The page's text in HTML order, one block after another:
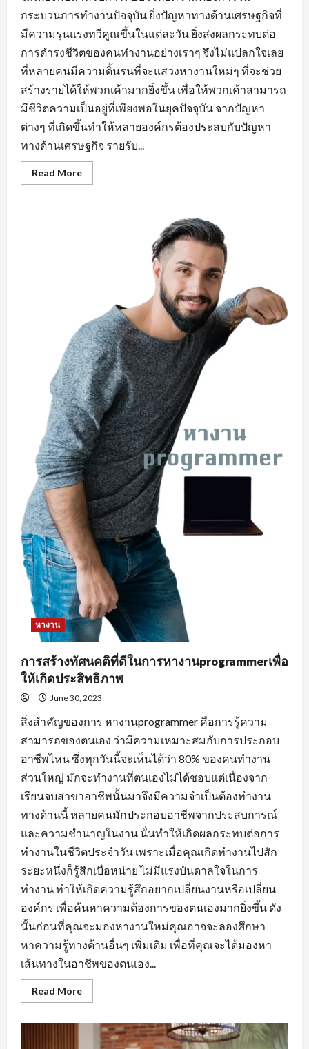
กระบวนการทำงานปัจจุบัน ยิ่งปัญหาทางด้านเศรษฐกิจที่
มีความรุนแรงทวีคูณขึ้นในแต่ละวัน ยิ่งส่งผลกระทบต่อ
การดำรงชีวิตของคนทำงานอย่างเราๆ จึงไม่แปลกใจเลย
ที่หลายคนมีความดิ้นรนที่จะแสวงหางานใหม่ๆ ที่จะช่วย
สร้างรายได้ให้พวกเค้ามากยิ่งขึ้น เพื่อให้พวกเค้าสามารถ
มีชีวิตความเป็นอยู่ที่เพียงพอในยุคปัจจุบัน จากปัญหา
ต่างๆ ที่เกิดขึ้นทำให้หลายองค์กรต้องประสบกับปัญหา
ทางด้านเศรษฐกิจ รายรับ...
Read MoreRead
more
หางาน
การสร้างทัศนคติที่ดีในการหางานprogrammerเพื่อ
ให้เกิดประสิทธิภาพ
June 30, 2023
สิ่งสำคัญของการ หางานprogrammer คือการรู้ความ
สามารถของตนเอง ว่ามีความเหมาะสมกับการประกอบ
อาชีพไหน ซึ่งทุกวันนี้จะเห็นได้ว่า 80% ของคนทำงาน
ส่วนใหญ่ มักจะทำงานที่ตนเองไม่ได้ชอบแต่เนื่องจาก
เรียนจบสาขาอาชีพนั้นมาจึงมีความจำเป็นต้องทำงาน
ทางด้านนี้ หลายคนมักประกอบอาชีพจากประสบการณ์
และความชำนาญในงาน นั่นทำให้เกิดผลกระทบต่อการ
ทำงานในชีวิตประจำวัน เพราะเมื่อคุณเกิดทำงานไปสัก
ระยะหนึ่งก็รู้สึกเบื่อหน่าย ไม่มีแรงบันดาลใจในการ
ทำงาน ทำให้เกิดความรู้สึกอยากเปลี่ยนงานหรือเปลี่ยน
องค์กร เพื่อค้นหาความต้องการของตนเองมากยิ่งขึ้น ดัง
นั้นก่อนที่คุณจะมองหางานใหม่คุณอาจจะลองศึกษา
หาความรู้ทางด้านอื่นๆ เพิ่มเติม เพื่อที่คุณจะได้มองหา
เส้นทางในอาชีพของตนเอง...
Read MoreRead
more
สร้าง
ทัศนคติ